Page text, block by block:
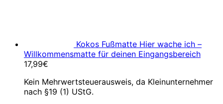
Kokos Fußmatte Hier wache ich –
Willkommensmatte für deinen Eingangsbereich
17,99€
Kein Mehrwertsteuerausweis, da Kleinunternehmer
nach §19 (1) UStG.